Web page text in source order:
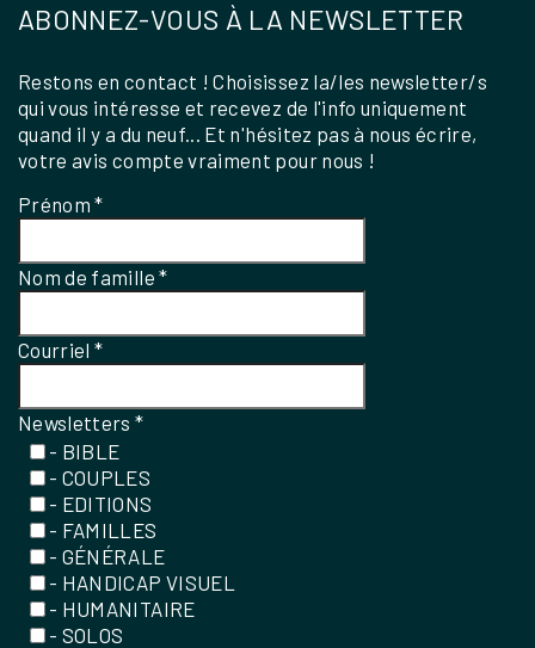
ABONNEZ-VOUS À LA NEWSLETTER
Restons en contact ! Choisissez la/les newsletter/s
qui vous intéresse et recevez de l'info uniquement
quand il y a du neuf... Et n'hésitez pas à nous écrire,
votre avis compte vraiment pour nous !
Prénom*
Nom de famille*
Courriel*
Newsletters*
- BIBLE
- COUPLES
- EDITIONS
- FAMILLES
- GÉNÉRALE
- HANDICAP VISUEL
- HUMANITAIRE
- SOLOS